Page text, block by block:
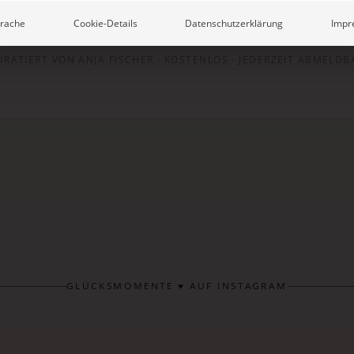
GLÜCKSMOMENTE ♥ AUF INSTAGRAM
Cookie-Details Datenschutzerklärung